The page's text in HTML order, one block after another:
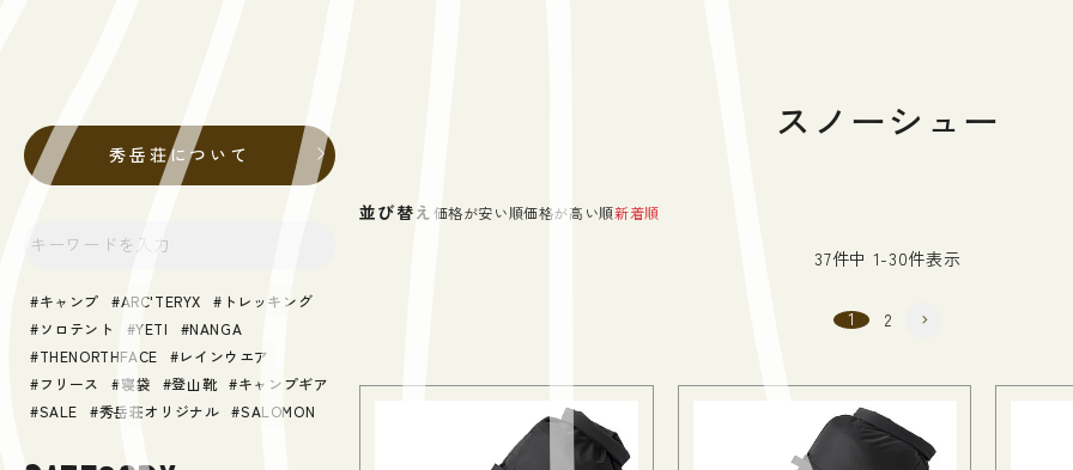
秀岳荘について
キャンプ ARC'TERYX
トレッキング
ソロテント
YETI
NANGA
THENORTHFACE
レインウエア
フリース
寝袋 登山靴
キャンプギア
SALE
秀岳荘オリジナル SALOMON
スノーシュー
並び替え 価格が安い順価格が高い順新着順
37件中 1-30件表示
1 2